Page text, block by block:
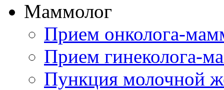
Маммолог
Прием онколога-
Прием гинеколога-
Пункция молочной